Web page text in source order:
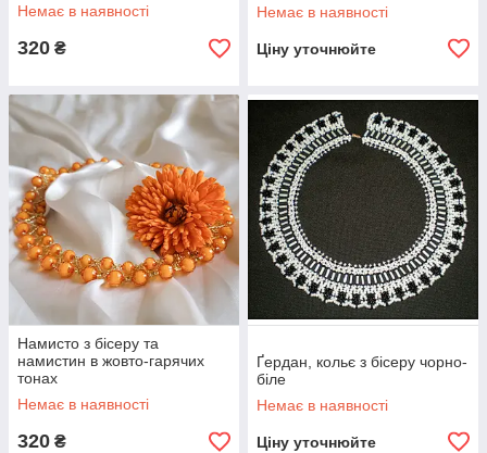
Немає в наявності
320 ₴
Немає в наявності
Ціну уточнюйте
Намисто з бісеру та
намистин в жовто-гарячих
тонах
Немає в наявності
320 ₴
Ґердан, кольє з бісеру чорно-
біле
Немає в наявності
Ціну уточнюйте